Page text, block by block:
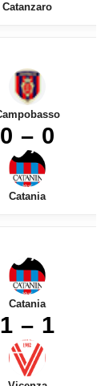
Catanzaro
0 – 0
Catania
Catania
1 – 1